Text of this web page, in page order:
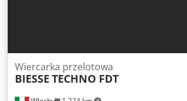
Wiercarka przelotowa
BIESSE TECHNO FDT